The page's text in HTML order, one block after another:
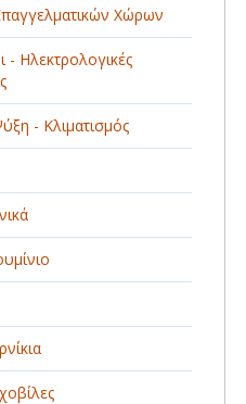
- ΤΟΥΡΙΣΜΟΣ Χώρων
- Ηλεκτρολογικές
- Κλιματισμός